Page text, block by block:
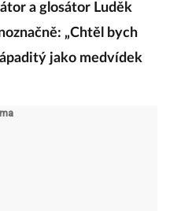
a glosátor Luděk
„Chtěl bych
jako medvídek